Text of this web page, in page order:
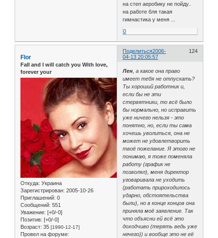
на степ аеробику не пойду..
на работе бля такая
гимнастика у меня ...
0
Поделиться 124
2006-
04-13 20:05:57
Flor
Fall and I will catch you With love,
forever your
Откуда: Украина
Зарегистрирован: 2005-10-26
Приглашений: 0
Сообщений: 551
Уважение: [+0/-0]
Позитив: [+0/-0]
Возраст: 35 [1990-12-17]
Провел на форуме:
Лен , а какое она право
имеет тебя не отпускать?
Ты хороший работник и,
если бы не эти
стервятники, то всё было
бы нормально, но исправить
уже ничего нельзя - это
понятно, но, если ты сама
хочешь уволиться, она не
может не удовлетворить
твоё пожелание. Я этого не
понимаю, я тоже поменяла
работу (график не
позволял), меня директор
уговаривала не уходить
(работать прироходилось
ударно, обстоятельства
были), но в конце концов она
приняла моё заявление. Так
что объясни ей всё это
доходчиво (терять ведь уже
нечего)) и вообще это не её